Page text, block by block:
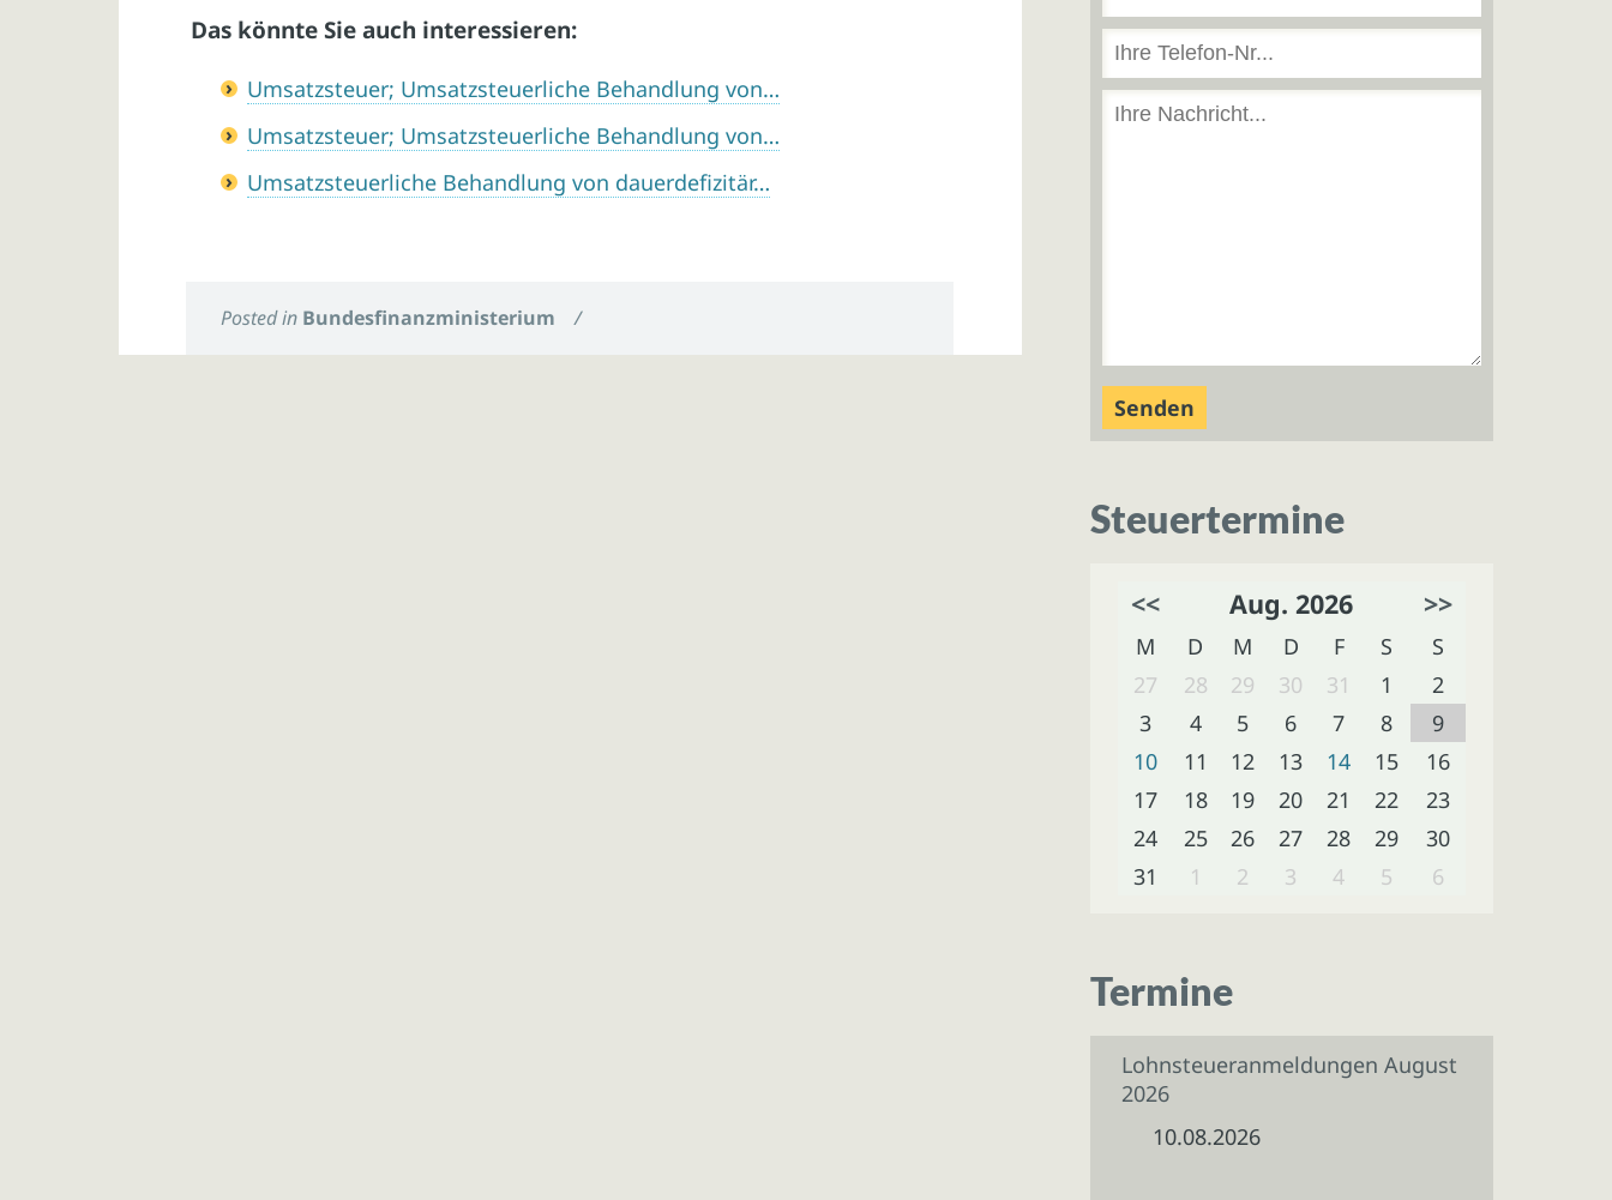
Das könnte Sie auch interessieren:
Umsatzsteuer; Umsatzsteuerliche Behandlung von…
Umsatzsteuer; Umsatzsteuerliche Behandlung von…
Umsatzsteuerliche Behandlung von dauerdefizitär…
Posted in Bundesfinanzministerium /
Steuertermine
<< Aug. 2026 >>
M D M D F S
S
27
28 29 30 31 1
2
3
4 5 6 7 8
9
10
11 12 13 14 15
16
17
18 19 20 21 22
23
24
25 26 27 28 29
30
31
1 2 3 4 5 6
Termine
Lohnsteueranmeldungen August
2026
10.08.2026